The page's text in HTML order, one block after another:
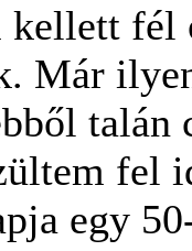
kellett
Már
fel
egy